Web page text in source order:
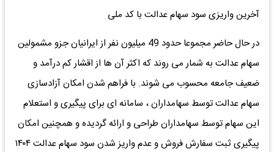
آخرین واریزی سود سهام عدالت با کد ملی
در حال حاضر مجموعا حدود 49 میلیون نفر از ایرانیان جزو مشمولین
سهام عدالت به شمار می روند که اکثر آن ها از اقشار کم درآمد و
ضعیف جامعه محسوب می شوند. با فراهم شدن امکان آزادسازی
سهام عدالت توسط سهامداران ، سامانه ای برای پیگیری و استعلام
این سهام توسط سهامداران طراحی و ارائه گردیده و همچنین امکان
پیگیری ثبت سفارش فروش و عدم واریز شدن سود سهام عدالت ۱۴۰۴